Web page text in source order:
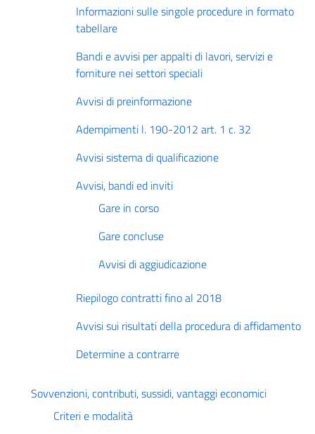
Informazioni sulle singole procedure in formato
tabellare
Bandi e avvisi per appalti di lavori, servizi e
forniture nei settori speciali
Avvisi di preinformazione
Adempimenti l. 190-2012 art. 1 c. 32
Avvisi sistema di qualificazione
Avvisi, bandi ed inviti
Gare in corso
Gare concluse
Avvisi di aggiudicazione
Riepilogo contratti fino al 2018
Avvisi sui risultati della procedura di affidamento
Determine a contrarre
Sovvenzioni, contributi, sussidi, vantaggi economici
Criteri e modalità